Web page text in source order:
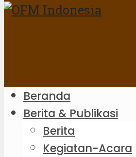
Beranda
Berita & Publikasi
Berita
Kegiatan-Acara